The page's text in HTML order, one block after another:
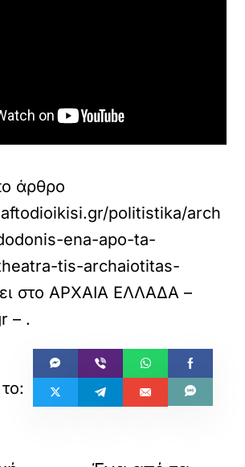
άρθρο
politistika/arch
ena-apo-ta-
tis-archaiotitas-
στοΑΡΧΑΙΑ ΕΛΛΑΔΑ –
– .